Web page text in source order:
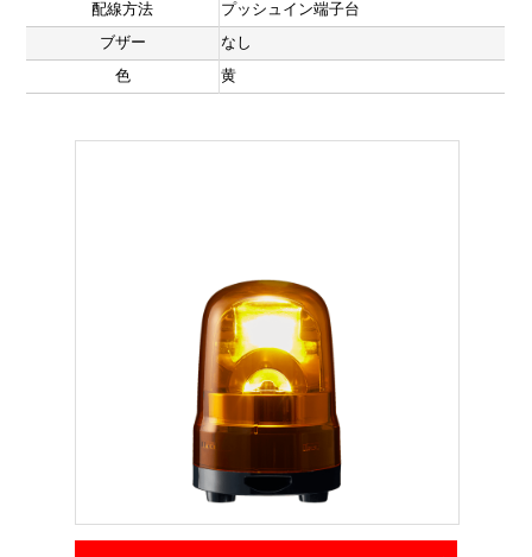
配線方法
プッシュイン端子台
ブザー
なし
色
黄